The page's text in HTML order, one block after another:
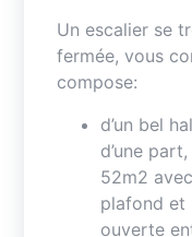
Un escalier se
fermée, vous
compose:
d’un bel
d’une
52m2
plafond et
ouverte